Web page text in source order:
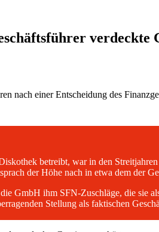
verdeckte
nach einer Entscheidung des
betreibt, war in den
der Höhe nach in etwa dem der
GmbH ihm SFN-Zuschläge, die sie
Stellung als faktischen